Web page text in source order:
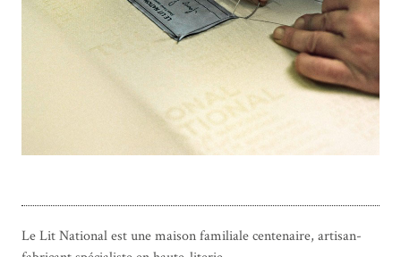
Le Lit National est une maison familiale centenaire, artisan-